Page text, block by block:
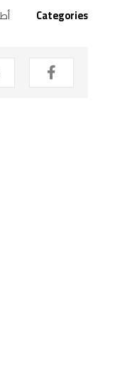
Categories